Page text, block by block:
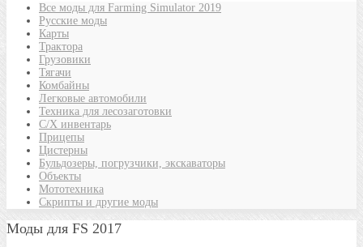
Все моды для Farming Simulator 2019
Русские моды
Карты
Трактора
Грузовики
Тягачи
Комбайны
Легковые автомобили
Техника для лесозаготовки
С/Х инвентарь
Прицепы
Цистерны
Бульдозеры, погрузчики, экскаваторы
Объекты
Мототехника
Скрипты и другие моды
Моды для FS 2017